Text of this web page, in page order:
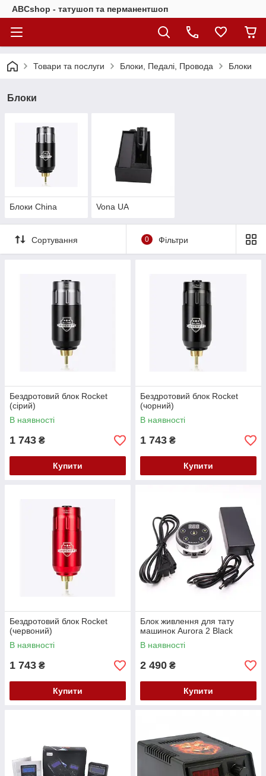
ABCshop - татушоп та перманентшоп
Товари та послуги Блоки, Педалі, Провода Блоки
Блоки
Блоки China Vona UA
Сортування 0 Фільтри
Бездротовий блок Rocket
(сірий)
В наявності
1 743 ₴
Купити
Бездротовий блок Rocket
(чорний)
В наявності
1 743 ₴
Купити
Бездротовий блок Rocket
(червоний)
В наявності
1 743 ₴
Купити
Блок живлення для тату
машинок Aurora 2 Black
В наявності
2 490 ₴
Купити